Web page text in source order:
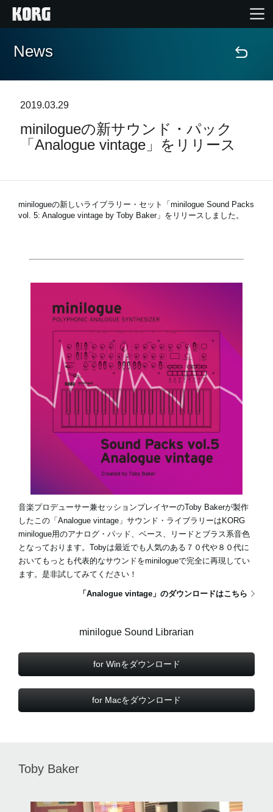
Home
Import Products
Events
News
Location
Social Media
About KORG
News
2019.03.29
minilogueの新サウンド・パック
「Analogue vintage」をリリース
minilogueの新しいライブラリー・セット「minilogue Sound Packs
vol. 5: Analogue vintage by Toby Baker」をリリースしました。
音楽プロデューサー兼セッションプレイヤーのToby Bakerが製作
したこの「Analogue vintage」サウンド・ライブラリーはKORG
minilogue用のアナログ・パッド、ベース、リードとブラス系音色
となっております。Tobyは最近でも人気のある７０代や８０代に
おいてもっとも代表的なサウンドをminilogueで完全に再現してい
ます。是非試してみてください！
「Analogue vintage」のダウンロードはこちら
minilogue Sound Librarian
for Winをダウンロード
for Macをダウンロード
Toby Baker